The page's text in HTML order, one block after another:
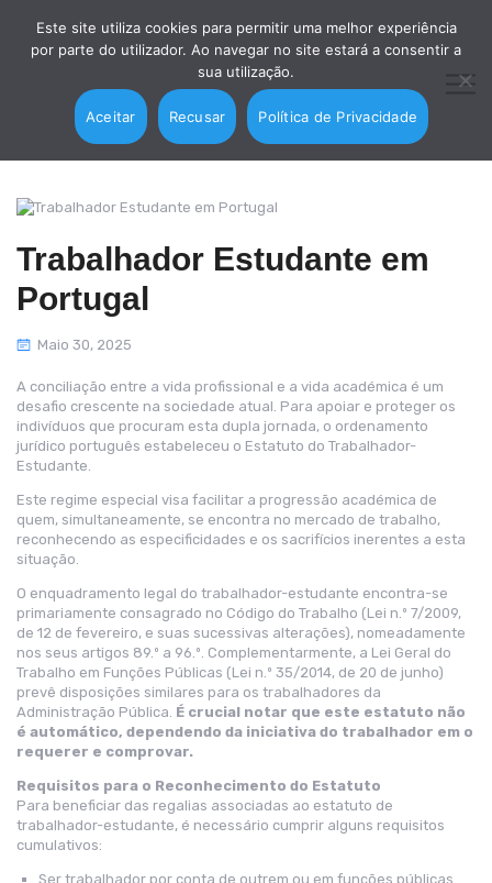
Trabalhador Estudante em
Portugal
Maio 30, 2025
A conciliação entre a vida profissional e a vida académica é um
desafio crescente na sociedade atual. Para apoiar e proteger os
indivíduos que procuram esta dupla jornada, o ordenamento
jurídico português estabeleceu o Estatuto do Trabalhador-
Estudante.
Este regime especial visa facilitar a progressão académica de
quem, simultaneamente, se encontra no mercado de trabalho,
reconhecendo as especificidades e os sacrifícios inerentes a esta
situação.
O enquadramento legal do trabalhador-estudante encontra-se
primariamente consagrado no Código do Trabalho (Lei n.º 7/2009,
de 12 de fevereiro, e suas sucessivas alterações), nomeadamente
nos seus artigos 89.º a 96.º. Complementarmente, a Lei Geral do
Trabalho em Funções Públicas (Lei n.º 35/2014, de 20 de junho)
prevê disposições similares para os trabalhadores da
Administração Pública. É crucial notar que este estatuto não
é automático, dependendo da iniciativa do trabalhador em o
requerer e comprovar.
Requisitos para o Reconhecimento do Estatuto
Para beneficiar das regalias associadas ao estatuto de
trabalhador-estudante, é necessário cumprir alguns requisitos
cumulativos:
Ser trabalhador por conta de outrem ou em funções públicas
Este site utiliza cookies para permitir uma melhor experiência
por parte do utilizador. Ao navegar no site estará a consentir a
sua utilização.
Aceitar Recusar Política de Privacidade